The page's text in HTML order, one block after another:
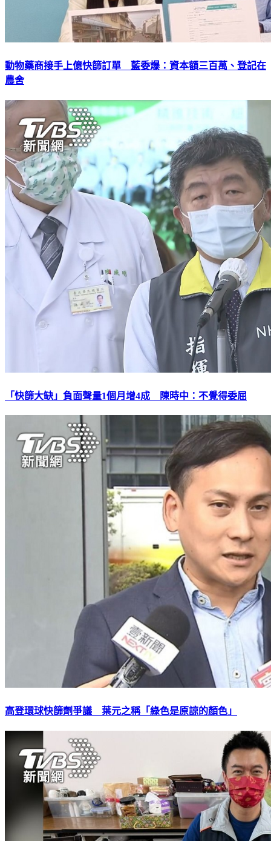
動物藥商接手上億快篩訂單 藍委爆：資本額三百萬、登記在
農舍
「快篩大缺」負面聲量1個月增4成 陳時中：不覺得委屈
高登環球快篩劑爭議 葉元之稱「綠色是原諒的顏色」